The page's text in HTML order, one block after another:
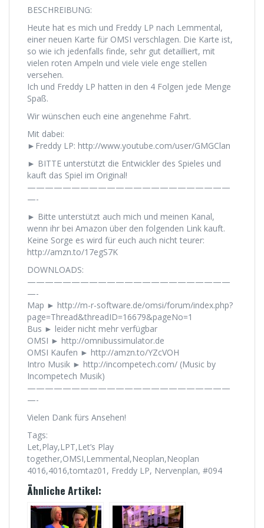
BESCHREIBUNG:
Heute hat es mich und Freddy LP nach Lemmental,
einer neuen Karte für OMSI verschlagen. Die Karte ist,
so wie ich jedenfalls finde, sehr gut detailliert, mit
vielen roten Ampeln und viele viele enge stellen
versehen.
Ich und Freddy LP hatten in den 4 Folgen jede Menge
Spaß.
Wir wünschen euch eine angenehme Fahrt.
Mit dabei:
►Freddy LP: http://www.youtube.com/user/GMGClan
► BITTE unterstützt die Entwickler des Spieles und
kauft das Spiel im Original!
———————————————————————
—-
► Bitte unterstützt auch mich und meinen Kanal,
wenn ihr bei Amazon über den folgenden Link kauft.
Keine Sorge es wird für euch auch nicht teurer:
http://amzn.to/17egS7K
DOWNLOADS:
———————————————————————
—-
Map ► http://m-r-software.de/omsi/forum/index.php?
page=Thread&threadID=16679&pageNo=1
Bus ► leider nicht mehr verfügbar
OMSI ► http://omnibussimulator.de
OMSI Kaufen ► http://amzn.to/YZcVOH
Intro Musik ► http://incompetech.com/ (Music by
Incompetech Musik)
———————————————————————
—-
Vielen Dank fürs Ansehen!
Tags:
Let,Play,LPT,Let’s Play
together,OMSI,Lemmental,Neoplan,Neoplan
4016,4016,tomtaz01, Freddy LP, Nervenplan, #094
Ähnliche Artikel: